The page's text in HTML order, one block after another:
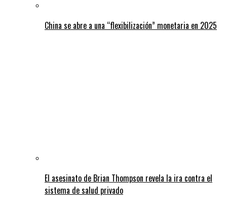
China se abre a una “flexibilización” monetaria en 2025
El asesinato de Brian Thompson revela la ira contra el
sistema de salud privado